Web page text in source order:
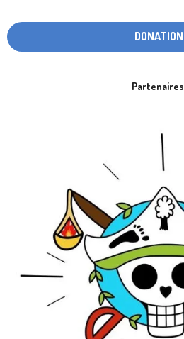
DONATION
Partenaires